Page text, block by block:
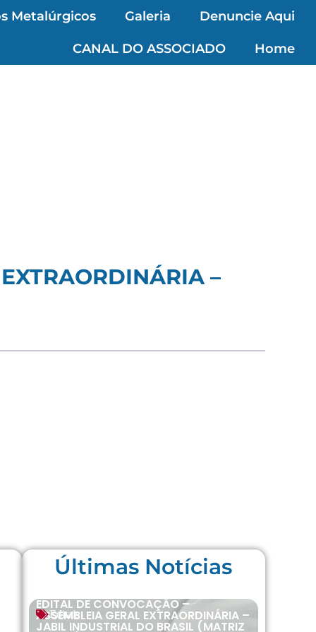
Metalúrgicos Galeria Denuncie Aqui
CANAL DO ASSOCIADO Home
–
Últimas Notícias
Editais
EDITAL DE CONVOCAÇÃO –
ASSEMBLEIA GERAL EXTRAORDINÁRIA –
JABIL INDUSTRIAL DO BRASIL (MATRIZ